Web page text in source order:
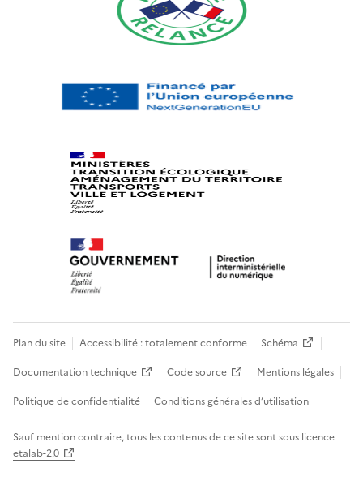
Plan du site Accessibilité : totalement conforme
Schéma
Documentation technique
Code source
Mentions légales
Politique de confidentialité
Conditions générales d’utilisation
Sauf mention contraire, tous les contenus de ce site sont sous licence
etalab-2.0